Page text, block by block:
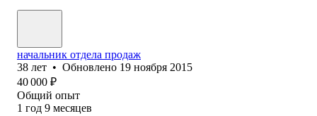
начальник отдела продаж
38 лет • Обновлено 19 ноября 2015
40 000 ₽
Общий опыт
1 год 9 месяцев